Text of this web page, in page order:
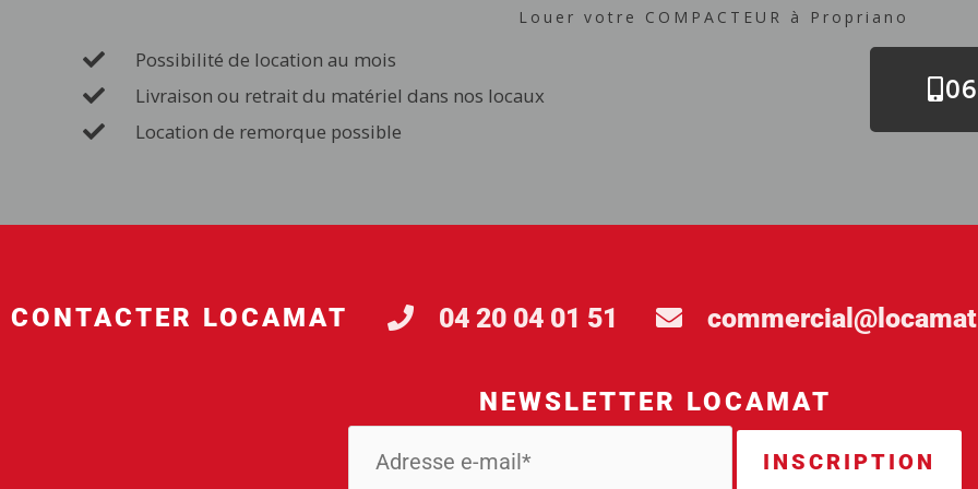
Louer votre COMPACTEUR à Propriano
Possibilité de location au mois
Livraison ou retrait du matériel dans nos locaux
Location de remorque possible
CONTACTER LOCAMAT 04 20 04 01 51
NEWSLETTER LOCAMAT